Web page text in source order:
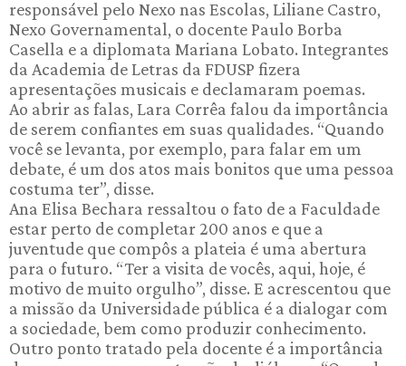
responsável pelo Nexo nas Escolas, Liliane Castro,
Nexo Governamental, o docente Paulo Borba
Casella e a diplomata Mariana Lobato. Integrantes
da Academia de Letras da FDUSP fizera
apresentações musicais e declamaram poemas.
Ao abrir as falas, Lara Corrêa falou da importância
de serem confiantes em suas qualidades. “Quando
você se levanta, por exemplo, para falar em um
debate, é um dos atos mais bonitos que uma pessoa
costuma ter”, disse.
Ana Elisa Bechara ressaltou o fato de a Faculdade
estar perto de completar 200 anos e que a
juventude que compôs a plateia é uma abertura
para o futuro. “Ter a visita de vocês, aqui, hoje, é
motivo de muito orgulho”, disse. E acrescentou que
a missão da Universidade pública é a dialogar com
a sociedade, bem como produzir conhecimento.
Outro ponto tratado pela docente é a importância